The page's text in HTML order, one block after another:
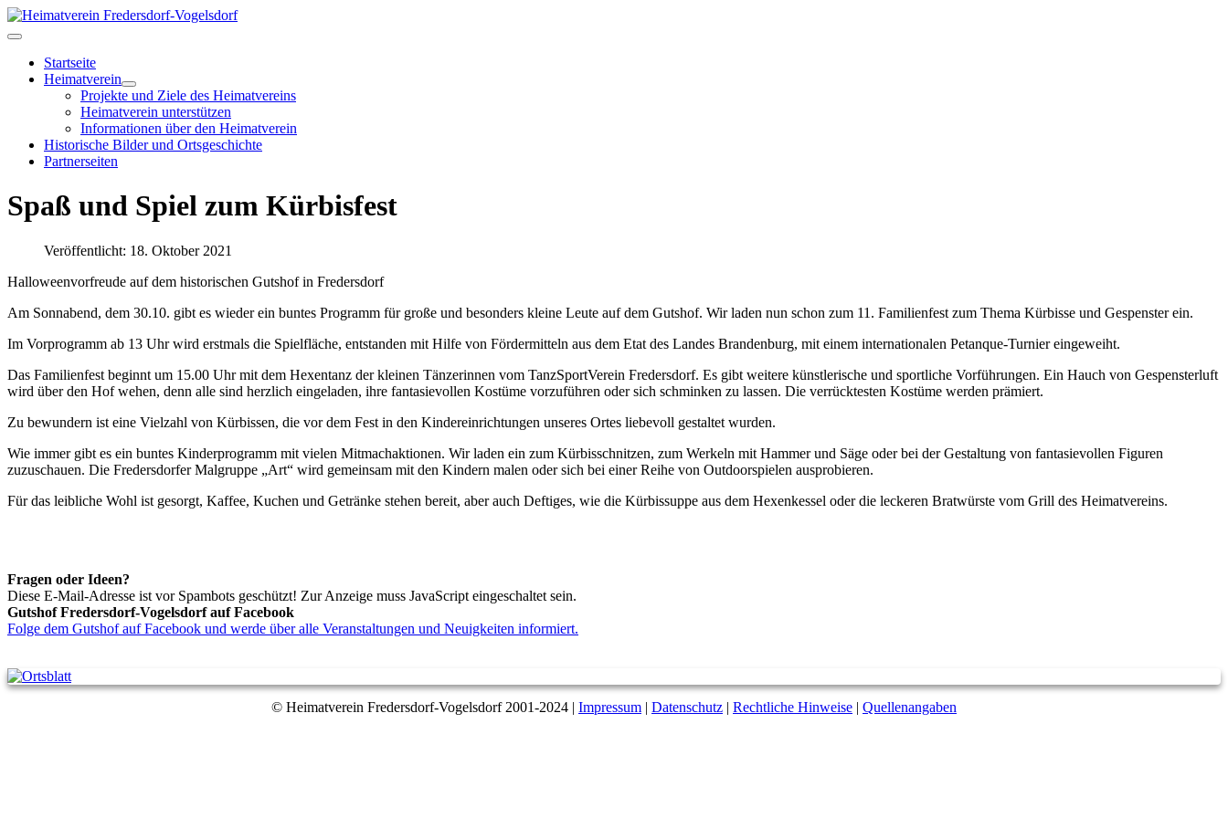
Startseite
Heimatverein
Projekte und Ziele des Heimatvereins
Heimatverein unterstützen
Informationen über den Heimatverein
Historische Bilder und Ortsgeschichte
Partnerseiten
Spaß und Spiel zum Kürbisfest
Veröffentlicht: 18. Oktober 2021
Halloweenvorfreude auf dem historischen Gutshof in Fredersdorf
Am Sonnabend, dem 30.10. gibt es wieder ein buntes Programm für große und besonders kleine Leute auf dem Gutshof. Wir laden nun schon zum 11. Familienfest zum Thema Kürbisse und Gespenster ein.
Im Vorprogramm ab 13 Uhr wird erstmals die Spielfläche, entstanden mit Hilfe von Fördermitteln aus dem Etat des Landes Brandenburg, mit einem internationalen Petanque-Turnier eingeweiht.
Das Familienfest beginnt um 15.00 Uhr mit dem Hexentanz der kleinen Tänzerinnen vom TanzSportVerein Fredersdorf. Es gibt weitere künstlerische und sportliche Vorführungen. Ein Hauch von Gespensterluft
wird über den Hof wehen, denn alle sind herzlich eingeladen, ihre fantasievollen Kostüme vorzuführen oder sich schminken zu lassen. Die verrücktesten Kostüme werden prämiert.
Zu bewundern ist eine Vielzahl von Kürbissen, die vor dem Fest in den Kindereinrichtungen unseres Ortes liebevoll gestaltet wurden.
Wie immer gibt es ein buntes Kinderprogramm mit vielen Mitmachaktionen. Wir laden ein zum Kürbisschnitzen, zum Werkeln mit Hammer und Säge oder bei der Gestaltung von fantasievollen Figuren
zuzuschauen. Die Fredersdorfer Malgruppe „Art“ wird gemeinsam mit den Kindern malen oder sich bei einer Reihe von Outdoorspielen ausprobieren.
Für das leibliche Wohl ist gesorgt, Kaffee, Kuchen und Getränke stehen bereit, aber auch Deftiges, wie die Kürbissuppe aus dem Hexenkessel oder die leckeren Bratwürste vom Grill des Heimatvereins.
Fragen oder Ideen?
Diese E-Mail-Adresse ist vor Spambots geschützt! Zur Anzeige muss JavaScript eingeschaltet sein.
Gutshof Fredersdorf-Vogelsdorf auf Facebook
Folge dem Gutshof auf Facebook und werde über alle Veranstaltungen und Neuigkeiten informiert.
© Heimatverein Fredersdorf-Vogelsdorf 2001-2024 | Impressum | Datenschutz | Rechtliche Hinweise | Quellenangaben